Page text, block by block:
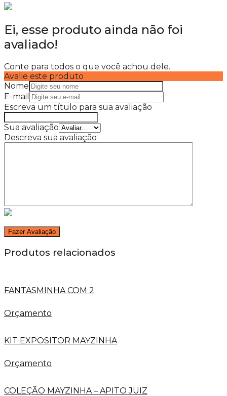
Ei, esse produto ainda não foi
avaliado!
Conte para todos o que você achou dele.
Avalie este produto
Nome
E-mail
Escreva um título para sua avaliação
Sua avaliação
Descreva sua avaliação
Produtos relacionados
FANTASMINHA COM 2
Orçamento
KIT EXPOSITOR MAYZINHA
Orçamento
COLEÇÃO MAYZINHA – APITO JUIZ